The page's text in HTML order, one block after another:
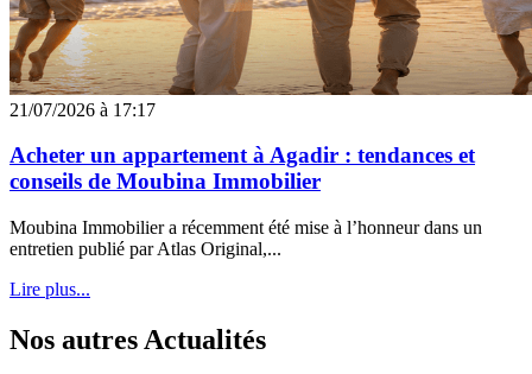
21/07/2026 à 17:17
Acheter un appartement à Agadir : tendances et
conseils de Moubina Immobilier
Moubina Immobilier a récemment été mise à l’honneur dans un
entretien publié par Atlas Original,...
Lire plus...
Nos autres Actualités